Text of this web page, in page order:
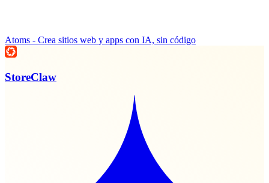
Atoms - Crea sitios web y apps con IA, sin código
StoreClaw